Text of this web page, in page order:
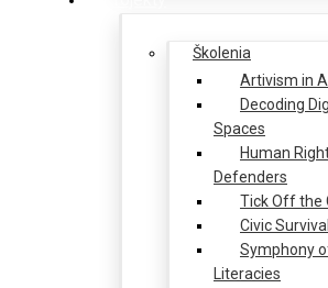
Školenia
Artivism in
Decoding
Spaces
Human
Defenders
Tick Off the
Civic
Symphony
Literacies